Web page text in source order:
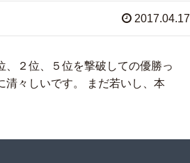
2017.04.17
、２位、５位を撃破しての優勝っ
清々しいです。 まだ若いし、本